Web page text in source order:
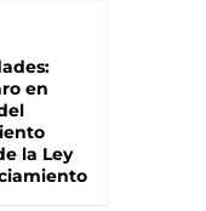
en
la Ley